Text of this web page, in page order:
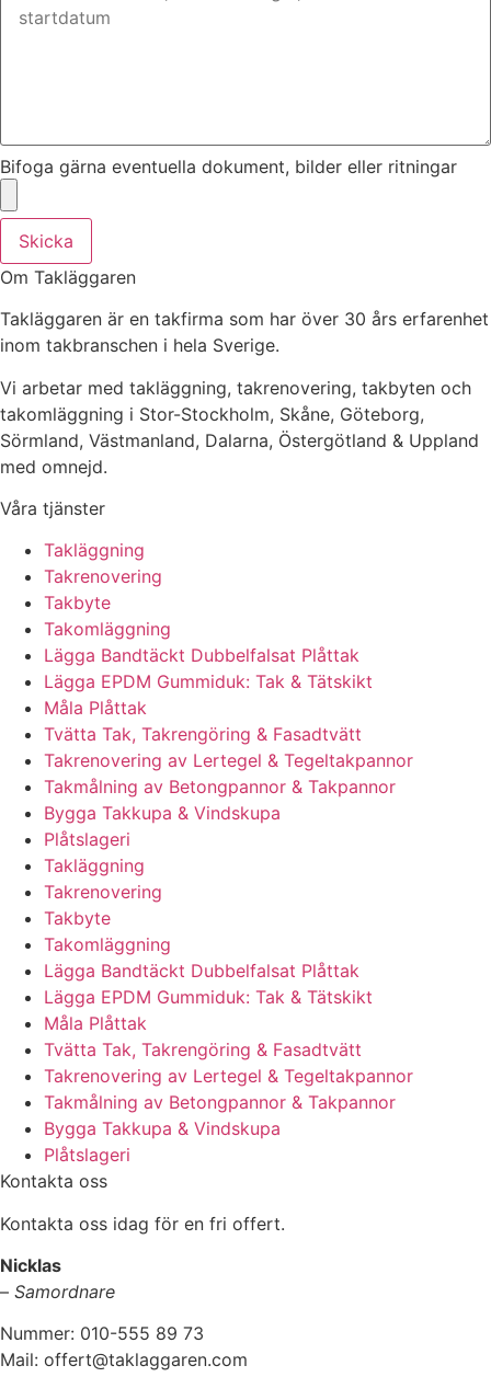
Bifoga gärna eventuella dokument, bilder eller ritningar
Skicka
Om Takläggaren
Takläggaren är en takfirma som har över 30 års erfarenhet
inom takbranschen i hela Sverige.
Vi arbetar med takläggning, takrenovering, takbyten och
takomläggning i Stor-Stockholm, Skåne, Göteborg,
Sörmland, Västmanland, Dalarna, Östergötland & Uppland
med omnejd.
Våra tjänster
Takläggning
Takrenovering
Takbyte
Takomläggning
Lägga Bandtäckt Dubbelfalsat Plåttak
Lägga EPDM Gummiduk: Tak & Tätskikt
Måla Plåttak
Tvätta Tak, Takrengöring & Fasadtvätt
Takrenovering av Lertegel & Tegeltakpannor
Takmålning av Betongpannor & Takpannor
Bygga Takkupa & Vindskupa
Plåtslageri
Takläggning
Takrenovering
Takbyte
Takomläggning
Lägga Bandtäckt Dubbelfalsat Plåttak
Lägga EPDM Gummiduk: Tak & Tätskikt
Måla Plåttak
Tvätta Tak, Takrengöring & Fasadtvätt
Takrenovering av Lertegel & Tegeltakpannor
Takmålning av Betongpannor & Takpannor
Bygga Takkupa & Vindskupa
Plåtslageri
Kontakta oss
Kontakta oss idag för en fri offert.
Nicklas
– Samordnare
Nummer: 010-555 89 73
Mail: offert@taklaggaren.com